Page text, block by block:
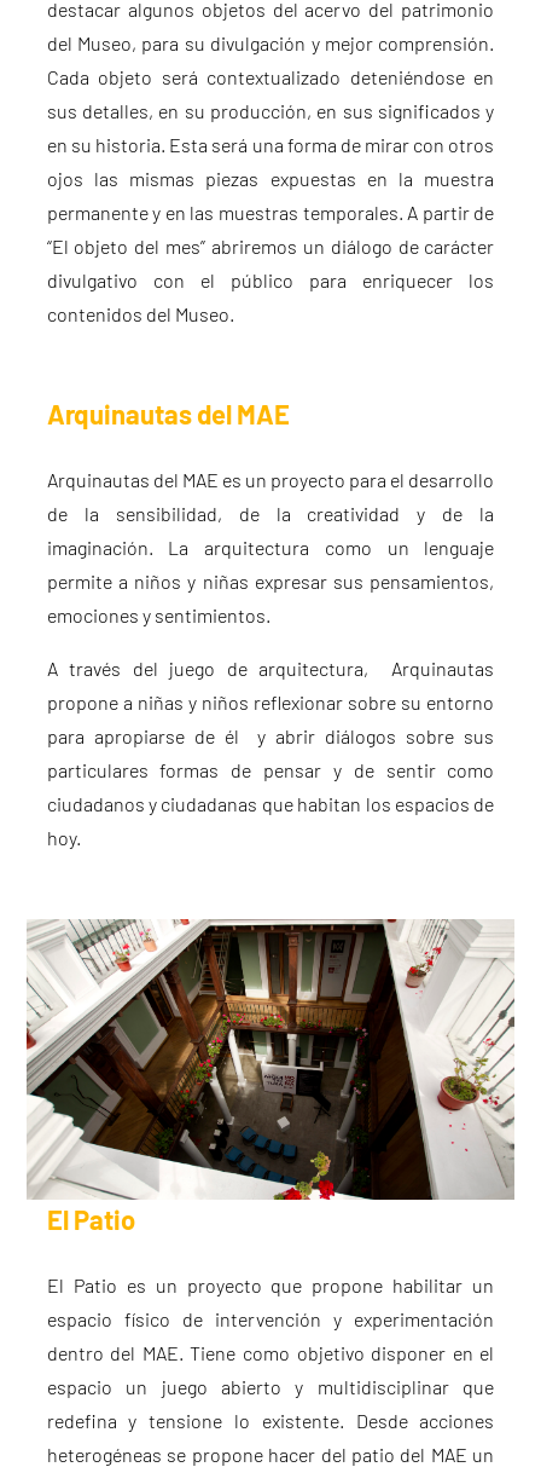
destacar algunos objetos del acervo del patrimonio
del Museo, para su divulgación y mejor comprensión.
Cada objeto será contextualizado deteniéndose en
sus detalles, en su producción, en sus significados y
en su historia. Esta será una forma de mirar con otros
ojos las mismas piezas expuestas en la muestra
permanente y en las muestras temporales. A partir de
“El objeto del mes” abriremos un diálogo de carácter
divulgativo con el público para enriquecer los
contenidos del Museo.
Arquinautas del MAE
Arquinautas del MAE es un proyecto para el desarrollo
de la sensibilidad, de la creatividad y de la
imaginación. La arquitectura como un lenguaje
permite a niños y niñas expresar sus pensamientos,
emociones y sentimientos.
A través del juego de arquitectura, Arquinautas
propone a niñas y niños reflexionar sobre su entorno
para apropiarse de él y abrir diálogos sobre sus
particulares formas de pensar y de sentir como
ciudadanos y ciudadanas que habitan los espacios de
hoy.
El Patio
El Patio es un proyecto que propone habilitar un
espacio físico de intervención y experimentación
dentro del MAE. Tiene como objetivo disponer en el
espacio un juego abierto y multidisciplinar que
redefina y tensione lo existente. Desde acciones
heterogéneas se propone hacer del patio del MAE un